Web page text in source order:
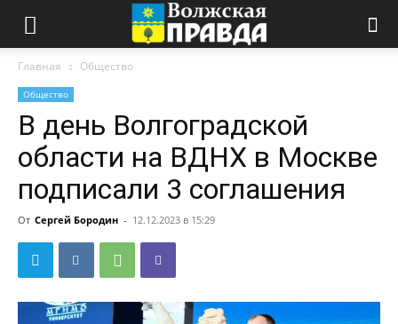
Главная Общество
Общество
В день Волгоградской
области на ВДНХ в Москве
подписали 3 соглашения
От Сергей Бородин - 12.12.2023 в 15:29